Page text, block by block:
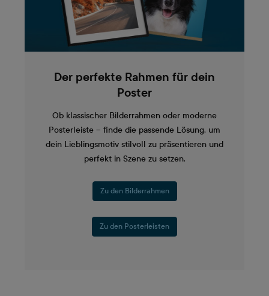
Der perfekte Rahmen für dein
Poster
Ob klassischer Bilderrahmen oder moderne
Posterleiste – finde die passende Lösung, um
dein Lieblingsmotiv stilvoll zu präsentieren und
perfekt in Szene zu setzen.
Zu den Bilderrahmen
Zu den Posterleisten